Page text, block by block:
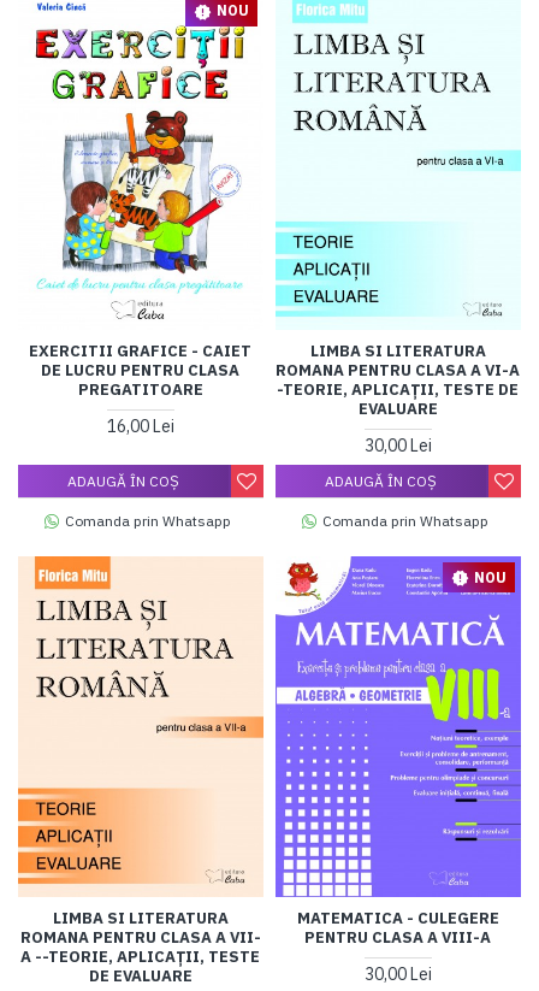
NOU
EXERCITII GRAFICE - CAIET
DE LUCRU PENTRU CLASA
PREGATITOARE
16,00 Lei
ADAUGĂ ÎN COŞ
Comanda prin Whatsapp
LIMBA SI LITERATURA
ROMANA PENTRU CLASA A VI-A
-TEORIE, APLICAŢII, TESTE DE
EVALUARE
30,00 Lei
ADAUGĂ ÎN COŞ
Comanda prin Whatsapp
LIMBA SI LITERATURA
ROMANA PENTRU CLASA A VII-
A --TEORIE, APLICAŢII, TESTE
DE EVALUARE
NOU
MATEMATICA - CULEGERE
PENTRU CLASA A VIII-A
30,00 Lei